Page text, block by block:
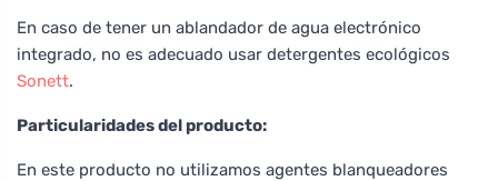
En caso de tener un ablandador de agua electrónico
integrado, no es adecuado usar detergentes ecológicos
Sonett.
Particularidades del producto:
En este producto no utilizamos agentes blanqueadores